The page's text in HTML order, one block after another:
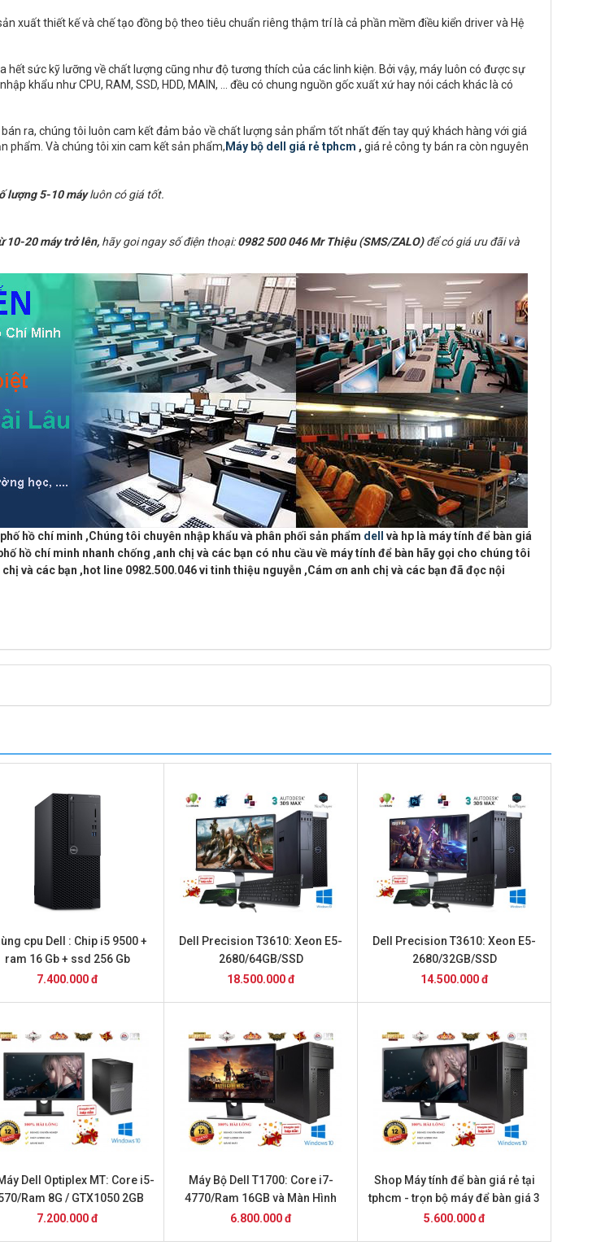
xuất thiết kế và chế tạo đồng bộ theo tiêu chuẩn riêng thậm trí là cả phần mềm điều kiển driver và Hệ
sức kỹ lưỡng về chất lượng cũng như độ tương thích của các linh kiện. Bởi vậy, máy luôn có được sự
khẩu như CPU, RAM, SSD, HDD, MAIN, ... đều có chung nguồn gốc xuất xứ hay nói cách khác là có
bán ra, chúng tôi luôn cam kết đảm bảo về chất lượng sản phẩm tốt nhất đến tay quý khách hàng với giá
phẩm. Và chúng tôi xin cam kết sản phẩm, Máy bộ dell giá rẻ tphcm , giá rẻ công ty bán ra còn nguyên
lượng 5-10 máyluôn có giá tốt.
10-20 máy trở lên, hãy goi ngay số điện thoại:0982 500 046 Mr Thiệu (SMS/ZALO)để có giá ưu đãi và
hồ chí minh ,Chúng tôi chuyên nhập khẩu và phân phối sản phẩm dell
và hp là máy tính để bàn giá
hồ chí minh nhanh chống ,anh chị và các bạn có nhu cầu về máy tính để bàn hãy gọi cho chúng tôi
và các bạn , hot line 0982.500.046 vi tinh thiệu nguyễn ,Cám ơn anh chị và các bạn đã đọc nội
cpu Dell : Chip i5 9500 +
ram 16 Gb + ssd 256 Gb
7.400.000 đ
Dell Precision T3610: Xeon E5-
2680/64GB/SSD
240GB/K5000/24inch
18.500.000 đ
Dell Precision T3610: Xeon E5-
2680/32GB/SSD
240GB/K5000/24inch
14.500.000 đ
Dell Optiplex MT: Core i5-
Ram 8G / GTX1050 2GB
7.200.000 đ
Máy Bộ Dell T1700: Core i7-
4770/Ram 16GB và Màn Hình
24inch
6.800.000 đ
Shop Máy tính để bàn giá rẻ tại
tphcm - trọn bộ máy để bàn giá 3
triệu
5.600.000 đ